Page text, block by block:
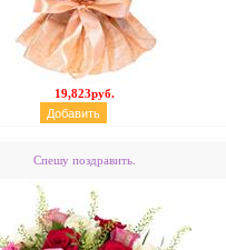
19,823руб.
Спешу поздравить.